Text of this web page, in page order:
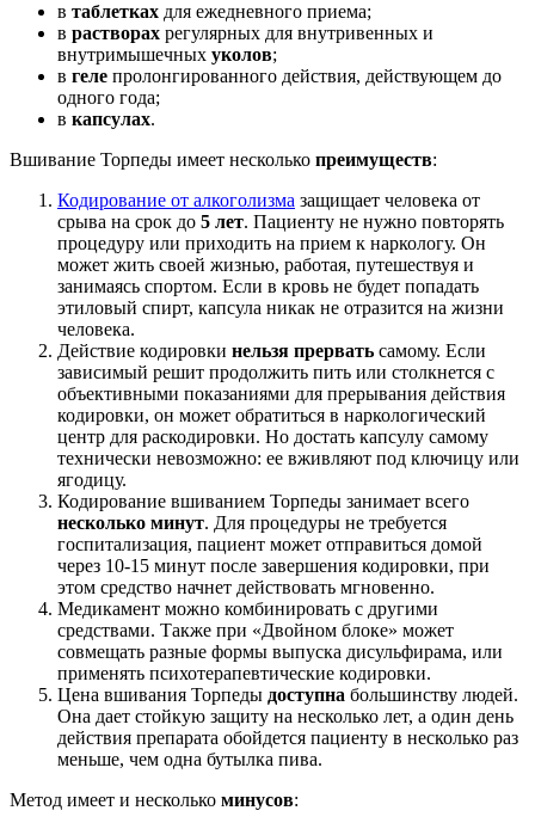
в таблетках для ежедневного приема;
в растворах регулярных для внутривенных и
внутримышечных уколов;
в геле пролонгированного действия, действующем до
одного года;
в капсулах.
Вшивание Торпеды имеет несколько преимуществ:
Кодирование от алкоголизма защищает человека от
срыва на срок до 5 лет. Пациенту не нужно повторять
процедуру или приходить на прием к наркологу. Он
может жить своей жизнью, работая, путешествуя и
занимаясь спортом. Если в кровь не будет попадать
этиловый спирт, капсула никак не отразится на жизни
человека.
Действие кодировки нельзя прервать самому. Если
зависимый решит продолжить пить или столкнется с
объективными показаниями для прерывания действия
кодировки, он может обратиться в наркологический
центр для раскодировки. Но достать капсулу самому
технически невозможно: ее вживляют под ключицу или
ягодицу.
Кодирование вшиванием Торпеды занимает всего
несколько минут. Для процедуры не требуется
госпитализация, пациент может отправиться домой
через 10-15 минут после завершения кодировки, при
этом средство начнет действовать мгновенно.
Медикамент можно комбинировать с другими
средствами. Также при «Двойном блоке» может
совмещать разные формы выпуска дисульфирама, или
применять психотерапевтические кодировки.
Цена вшивания Торпеды доступна большинству людей.
Она дает стойкую защиту на несколько лет, а один день
действия препарата обойдется пациенту в несколько раз
меньше, чем одна бутылка пива.
Метод имеет и несколько минусов: